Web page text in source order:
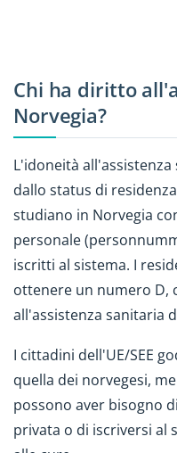
Chi ha diritto
Norvegia?
L'idoneità
dallo status di
studiano in Norvegia
personale
iscritti al sistema. I
ottenere un numero D,
all'assistenza sanitaria
I cittadini dell'UE/SEE
quella dei norvegesi,
possono aver bisogno
privata o di iscriversi al